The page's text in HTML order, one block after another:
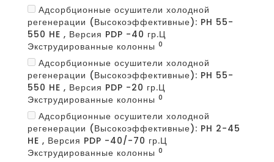
Адсорбционные осушители холодной
регенерации (Высокоэффективные): PH 55-
550 HE , Версия PDP -40 гр.Ц
Экструдированные колонны 0
Адсорбционные осушители холодной
регенерации (Высокоэффективные): PH 55-
550 HE , Версия PDP -20 гр.Ц
Экструдированные колонны 0
Адсорбционные осушители холодной
регенерации (Высокоэффективные): PH 2-45
HE , Версия PDP -40/-70 гр.Ц
Экструдированные колонны 0